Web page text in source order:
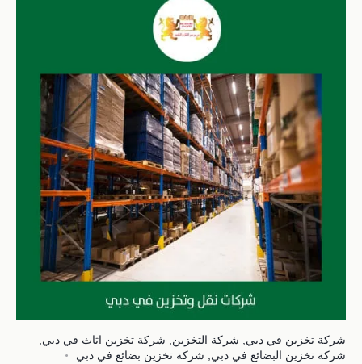
شركة تخزين في دبي شركة التخزين شركة تخزين اثاث في دبي
شركة تخزين البضائع في دبي
شركة تخزين بضائع في دبي